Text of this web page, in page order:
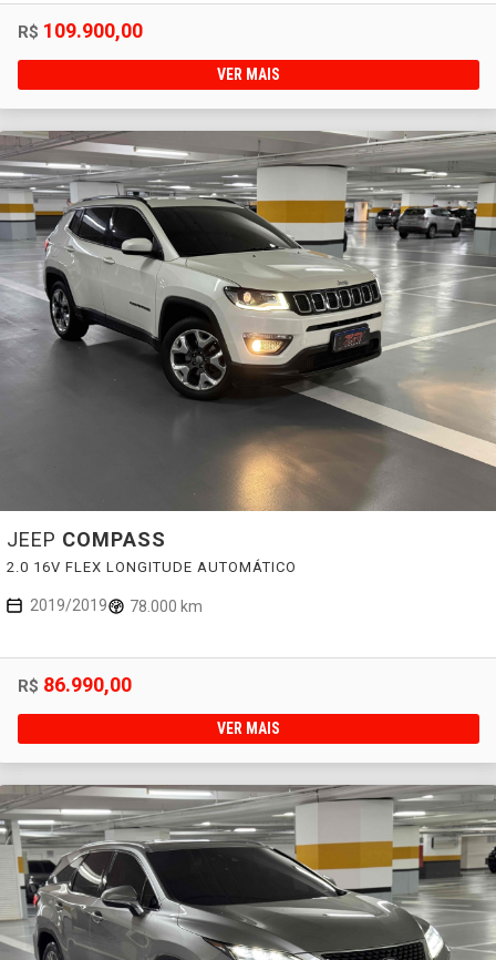
R$ 109.900,00
VER MAIS
JEEP COMPASS
2.0 16V FLEX LONGITUDE AUTOMÁTICO
2019/2019 78.000 km
R$ 86.990,00
VER MAIS